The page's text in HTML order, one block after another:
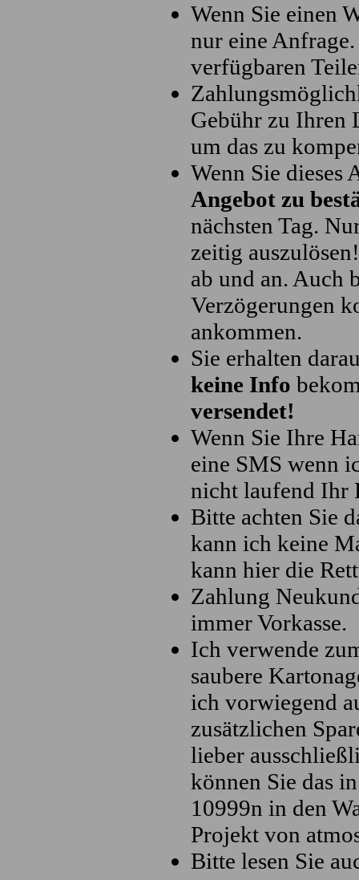
Wenn Sie einen
nur eine
verfügbaren
Gebühr zu Ihren
um das zu
Wenn Sie dieses
Angebot zu
nächsten Tag.
zeitig
ab und an. Auch
Verzögerungen
ankommen.
Sie erhalten
keine Info
versendet!
Wenn Sie Ihre
eine SMS wenn
nicht laufend Ihr
Bitte achten Sie
kann ich keine
kann hier die
Zahlung
immer Vorkasse.
Ich verwende
saubere
ich vorwiegend
zusätzlichen
lieber
können Sie das
10999n in den
Projekt von
Bitte lesen Sie